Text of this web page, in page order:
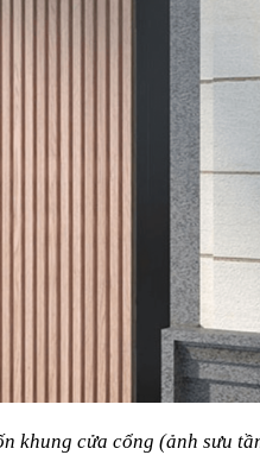
khung cửa cổng (ảnh sưu